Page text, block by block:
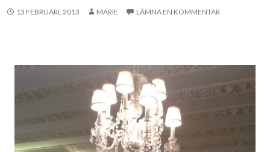
13 FEBRUARI, 2013 MARIE LÄMNA EN KOMMENTAR